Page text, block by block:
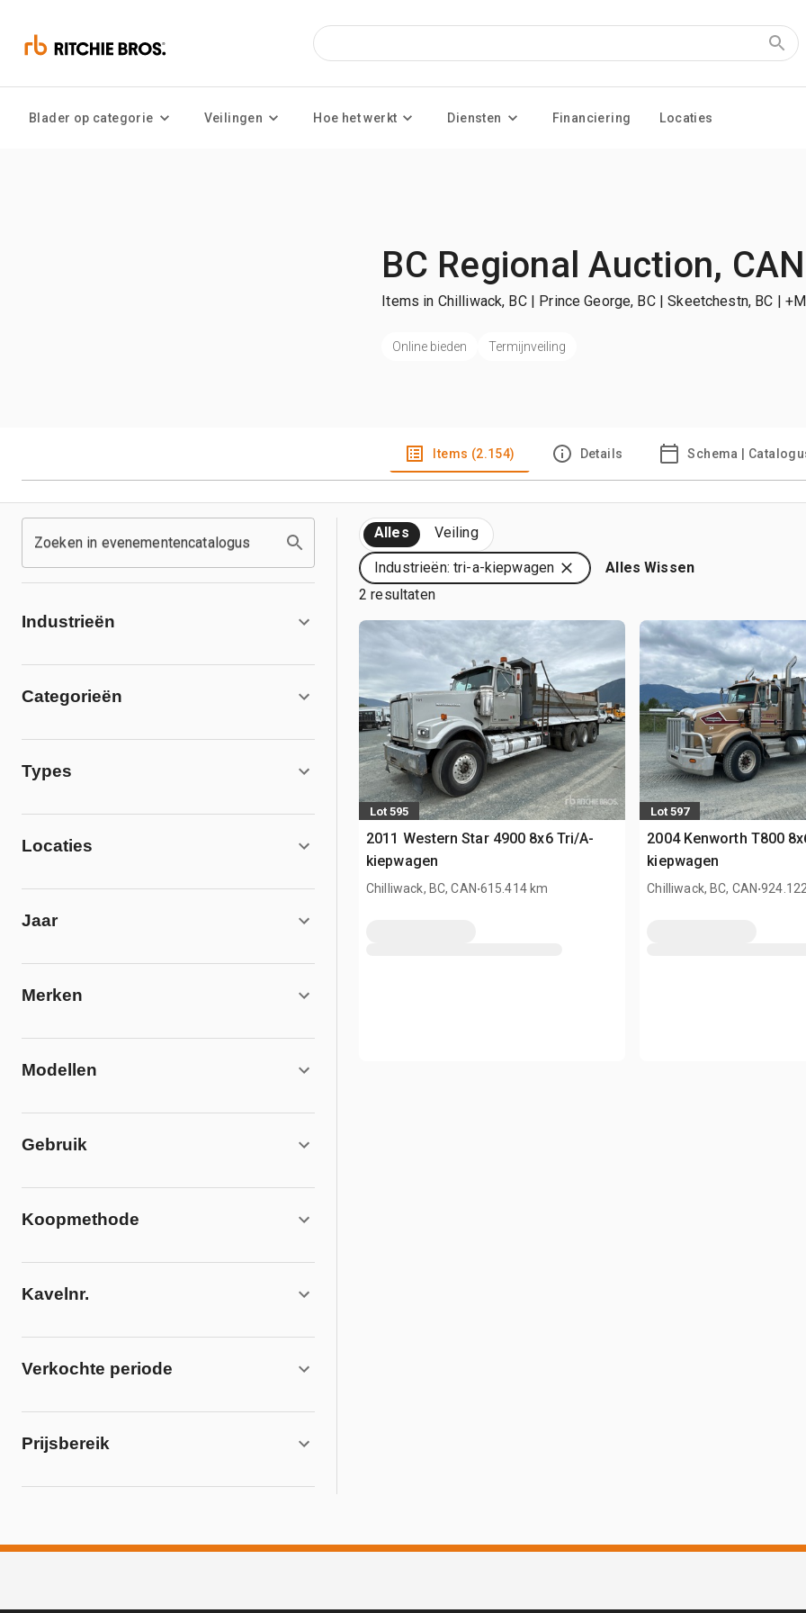
Blader op categorie Veilingen Hoe het werkt Diensten Financiering Locaties
BC Regional Auction, CAN
Items in Chilliwack, BC | Prince George, BC | Skeetchestn, BC |
Online bieden Termijnveiling
Items (2.154) Details Schema |
Zoeken in evenementencatalogus
Industrieën
Categorieën
Types
Locaties
Jaar
Merken
Modellen
Gebruik
Koopmethode
Kavelnr.
Verkochte periode
Prijsbereik
Alles Veiling
Industrieën: tri-a-kiepwagen
Alles Wissen
2 resultaten
Lot 595
2011 Western Star 4900 8x6 Tri/A-
kiepwagen
Chilliwack, BC, CAN.615.414 km
Lot 597
2004 Kenworth T800
kiepwagen
Chilliwack, BC, CAN.